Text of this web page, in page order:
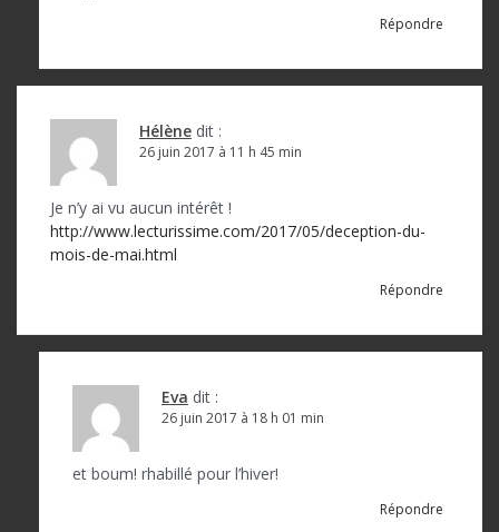
Répondre
Hélène dit :
26 juin 2017 à 11 h 45 min
Je n’y ai vu aucun intérêt !
http://www.lecturissime.com/2017/05/deception-du-
mois-de-mai.html
Répondre
Eva dit :
26 juin 2017 à 18 h 01 min
et boum! rhabillé pour l’hiver!
Répondre